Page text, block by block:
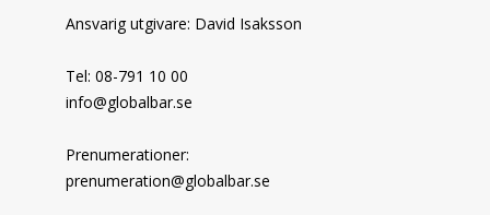
Ansvarig utgivare: David Isaksson
Tel: 08-791 10 00
info@globalbar.se
Prenumerationer:
prenumeration@globalbar.se